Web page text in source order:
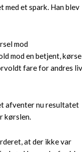
med et spark. Han blev
mod
mod en betjent,
fare for andres
afventer nu resultatet
kørslen.
at der ikke var